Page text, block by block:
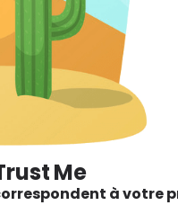
Me
à votre